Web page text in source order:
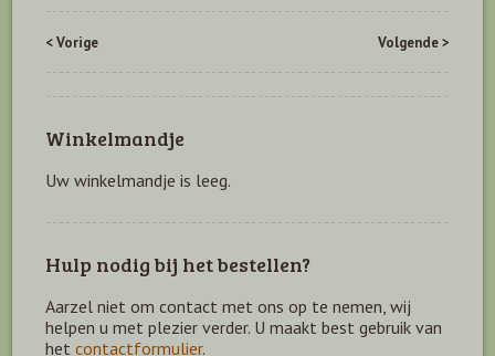
< Vorige Volgende >
Winkelmandje
Uw winkelmandje is leeg.
Hulp nodig bij het bestellen?
Aarzel niet om contact met ons op te nemen, wij
helpen u met plezier verder. U maakt best gebruik van
het contactformulier.